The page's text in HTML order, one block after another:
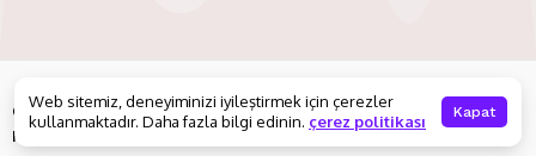
Gizlilik Politikası Yayın ilkelerimiz
İçerik Kaldırma
Hakkımızda
Web sitemiz, deneyiminizi iyileştirmek için çerezler
kullanmaktadır. Daha fazla bilgi edinin. çerez politikası Kapat